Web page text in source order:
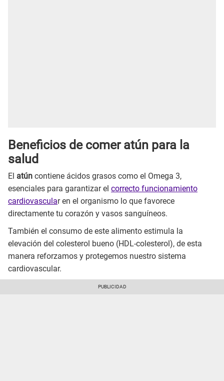
Beneficios de comer atún para la
salud
El atún contiene ácidos grasos como el Omega 3,
esenciales para garantizar el correcto funcionamiento
cardiovascular en el organismo lo que favorece
directamente tu corazón y vasos sanguíneos.
También el consumo de este alimento estimula la
elevación del colesterol bueno (HDL-colesterol), de esta
manera reforzamos y protegemos nuestro sistema
cardiovascular.